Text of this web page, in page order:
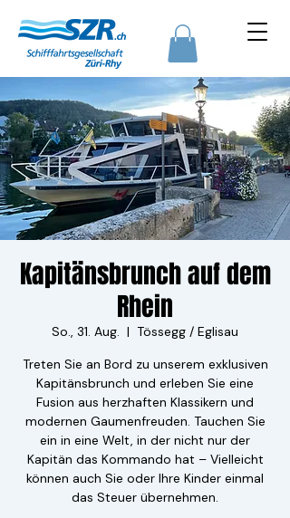
Kapitänsbrunch auf dem
Rhein
So., 31. Aug.
  |
Tössegg / Eglisau
Treten Sie an Bord zu unserem exklusiven
Kapitänsbrunch und erleben Sie eine
Fusion aus herzhaften Klassikern und
modernen Gaumenfreuden. Tauchen Sie
ein in eine Welt, in der nicht nur der
Kapitän das Kommando hat – Vielleicht
können auch Sie oder Ihre Kinder einmal
das Steuer übernehmen.